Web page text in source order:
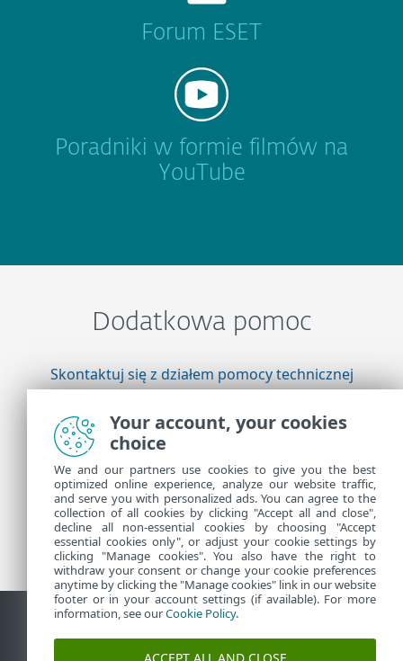
Forum ESET
Poradniki w formie filmów na
YouTube
Dodatkowa pomoc
Skontaktuj się z działem pomocy technicznej
firmy ESET
Więcej informacji
Pomoc techniczna — wiadomości
Porady dla klientów
Zgłoś podatność Polityka dotycząca plików cookie
Your account, your cookies
choice
We and our partners use cookies to give you the best
optimized online experience, analyze our website traffic,
and serve you with personalized ads. You can agree to the
collection of all cookies by clicking "Accept all and close",
decline all non-essential cookies by choosing "Accept
essential cookies only", or adjust your cookie settings by
clicking "Manage cookies". You also have the right to
withdraw your consent or change your cookie preferences
anytime by clicking the "Manage cookies" link in our website
footer or in your account settings (if available). For more
information, see ourCookie Policy.